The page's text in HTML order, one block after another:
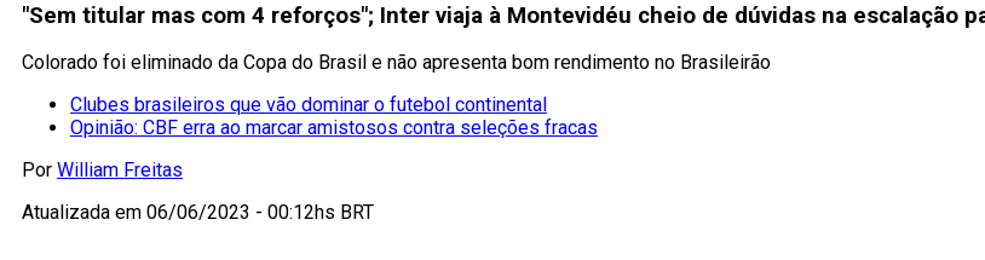
"Sem titular mas com 4 reforços"; Inter viaja à Montevidéu cheio de dúvidas na escalação
Colorado foi eliminado da Copa do Brasil e não apresenta bom rendimento no Brasileirão
Clubes brasileiros que vão dominar o futebol continental
Opinião: CBF erra ao marcar amistosos contra seleções fracas
Por William Freitas
Atualizada em 06/06/2023 - 00:12hs BRT